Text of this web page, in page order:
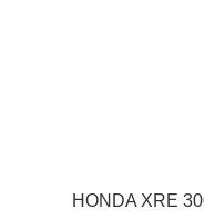
HONDA XRE